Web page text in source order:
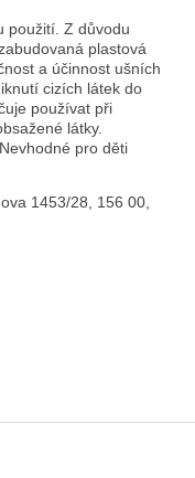
použití. Z důvodu
plastová
a účinnost ušních
cizích látek do
používat při
látky.
pro děti
1453/28, 156 00,